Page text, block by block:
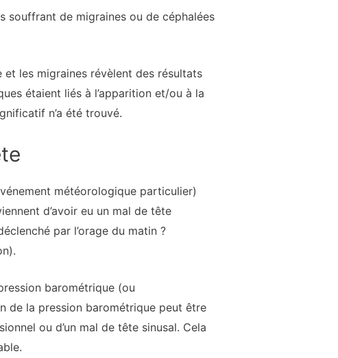
souffrant de migraines ou de céphalées
les migraines révèlent des résultats
étaient liés à l’apparition et/ou à la
n’a été trouvé.
météorologique particulier)
d’avoir eu un mal de tête
par l’orage du matin ?
barométrique (ou
de la pression barométrique peut être
ou d’un mal de tête sinusal. Cela